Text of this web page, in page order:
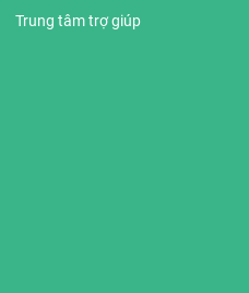
Trung tâm trợ giúp